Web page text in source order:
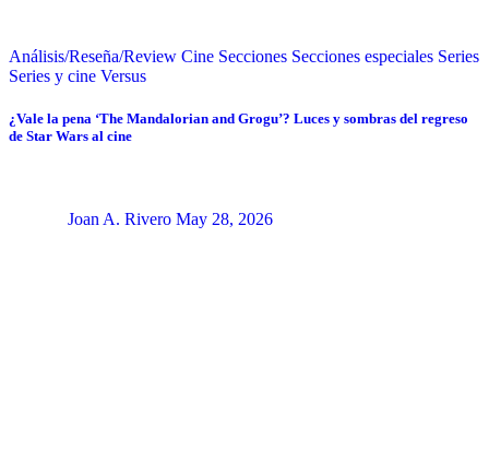
Análisis/Reseña/Review Cine Secciones Secciones especiales Series
Series y cine Versus
¿Vale la pena ‘The Mandalorian and Grogu’? Luces y sombras del regreso
de Star Wars al cine
Joan A. Rivero May 28, 2026